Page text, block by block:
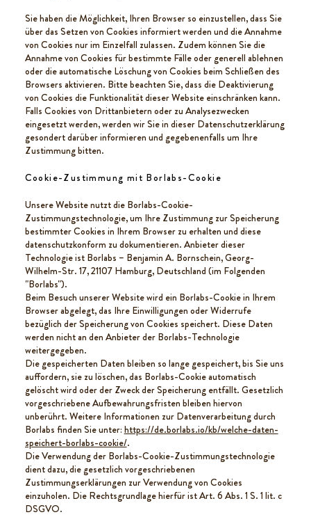
Sie haben die Möglichkeit, Ihren Browser so einzustellen, dass Sie
über das Setzen von Cookies informiert werden und die Annahme
von Cookies nur im Einzelfall zulassen. Zudem können Sie die
Annahme von Cookies für bestimmte Fälle oder generell ablehnen
oder die automatische Löschung von Cookies beim Schließen des
Browsers aktivieren. Bitte beachten Sie, dass die Deaktivierung
von Cookies die Funktionalität dieser Website einschränken kann.
Falls Cookies von Drittanbietern oder zu Analysezwecken
eingesetzt werden, werden wir Sie in dieser Datenschutzerklärung
gesondert darüber informieren und gegebenenfalls um Ihre
Zustimmung bitten.
Cookie-Zustimmung mit Borlabs-Cookie
Unsere Website nutzt die Borlabs-Cookie-
Zustimmungstechnologie, um Ihre Zustimmung zur Speicherung
bestimmter Cookies in Ihrem Browser zu erhalten und diese
datenschutzkonform zu dokumentieren. Anbieter dieser
Technologie ist Borlabs – Benjamin A. Bornschein, Georg-
Wilhelm-Str. 17, 21107 Hamburg, Deutschland (im Folgenden
"Borlabs").
Beim Besuch unserer Website wird ein Borlabs-Cookie in Ihrem
Browser abgelegt, das Ihre Einwilligungen oder Widerrufe
bezüglich der Speicherung von Cookies speichert. Diese Daten
werden nicht an den Anbieter der Borlabs-Technologie
weitergegeben.
Die gespeicherten Daten bleiben so lange gespeichert, bis Sie uns
auffordern, sie zu löschen, das Borlabs-Cookie automatisch
gelöscht wird oder der Zweck der Speicherung entfällt. Gesetzlich
vorgeschriebene Aufbewahrungsfristen bleiben hiervon
unberührt. Weitere Informationen zur Datenverarbeitung durch
Borlabs finden Sie unter: https://de.borlabs.io/kb/welche-daten-
speichert-borlabs-cookie/.
Die Verwendung der Borlabs-Cookie-Zustimmungstechnologie
dient dazu, die gesetzlich vorgeschriebenen
Zustimmungserklärungen zur Verwendung von Cookies
einzuholen. Die Rechtsgrundlage hierfür ist Art. 6 Abs. 1 S. 1 lit. c
DSGVO.